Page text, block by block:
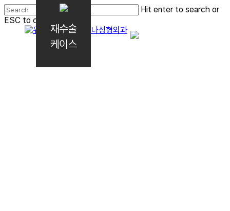
Skip
to
Hit enter to search or
ESC to close
재수술
케이스